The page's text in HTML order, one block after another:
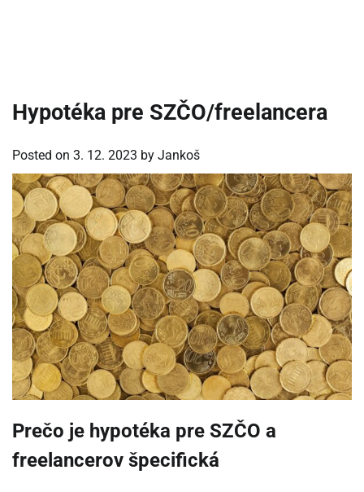
Hypotéka pre SZČO/freelancera
Posted on 3. 12. 2023 by Jankoš
Prečo je hypotéka pre SZČO a
freelancerov špecifická